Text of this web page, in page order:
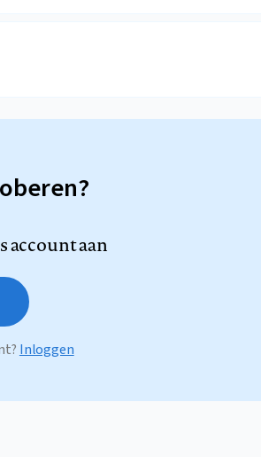
account aan
Inloggen